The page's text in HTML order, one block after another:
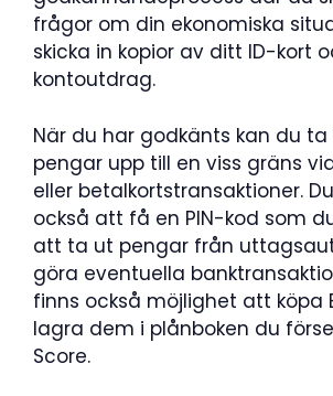
frågor om din ekonomiska
skicka in kopior av ditt ID-kort
kontoutdrag.
När du har godkänts kan du
pengar upp till en viss gräns
eller betalkortstransaktioner.
också att få en PIN-kod som
att ta ut pengar från
göra eventuella
finns också möjlighet att köpa
lagra dem i plånboken du
Score.